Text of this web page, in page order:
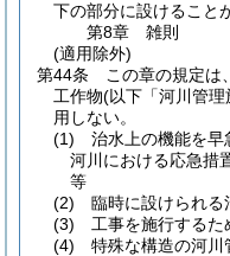
下の部分に設けること
第8章
雑則
(適用除外)
第44条
この章の規定は
工作物(以下「河川管
用しない。
(1)
治水上の機能を早
河川における応急措
等
(2)
臨時に設けられる
(3)
工事を施行する
(4)
特殊な構造の河川